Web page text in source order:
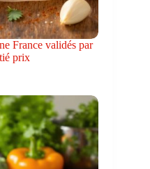
France validés par
prix